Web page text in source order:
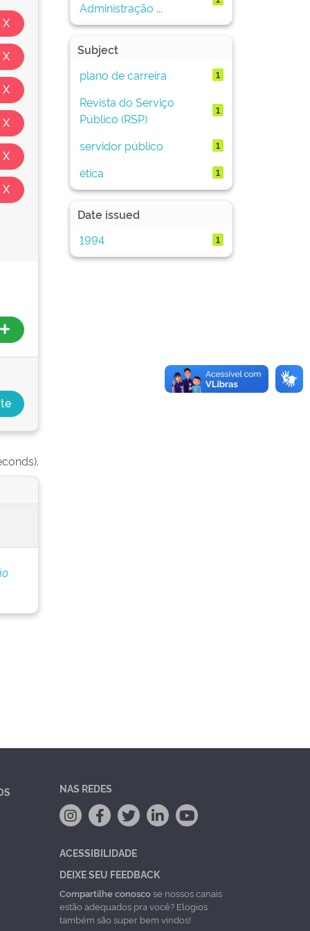
Administração ...
Subject
plano de carreira
1
Revista do Serviço
Público (RSP)
1
servidor público 1
ética 1
Date issued
1994
1
NAS REDES
ACESSIBILIDADE
DEIXE SEU FEEDBACK
Compartilhe conoscose nossos canais
estão adequados pra você? Elogios
também são super bem vindos!